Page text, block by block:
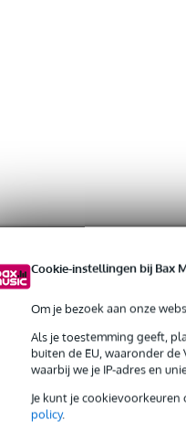
Cookie-instellingen bij Bax
Om je bezoek aan onze
Als je toestemming geeft,
buiten de EU, waaronder
waarbij we je IP-adres en
Je kunt je
policy.
30 dagen 'niet goed